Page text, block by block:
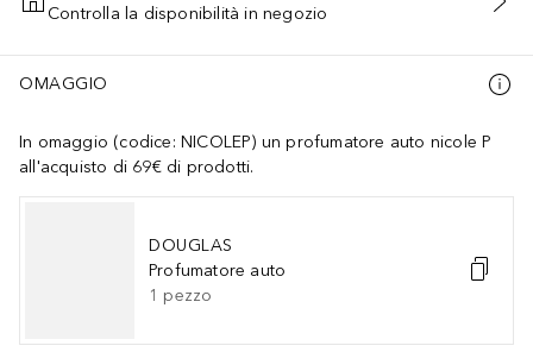
AGGIUNGI AL CARRELLO
Controlla la disponibilità in negozio
OMAGGIO
In omaggio (codice: NICOLEP) un profumatore auto nicole P
all'acquisto di 69€ di prodotti.
DOUGLAS
Profumatore auto
1 pezzo